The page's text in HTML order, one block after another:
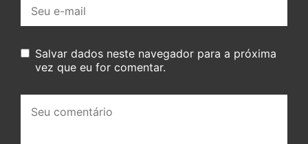
mail:
Salvar dados neste navegador para a próxima
vez que eu for comentar.
comentário: